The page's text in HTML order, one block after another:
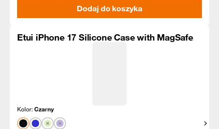
Dodaj do koszyka
Etui iPhone 17 Silicone Case with MagSafe
Kolor:Czarny